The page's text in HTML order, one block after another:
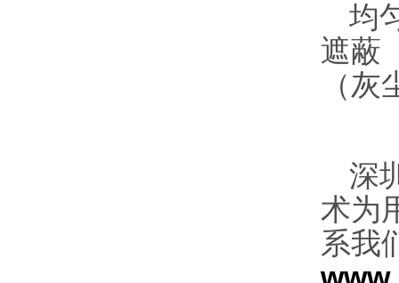
均
遮蔽
（
深
术为
系我